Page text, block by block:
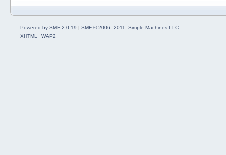
Powered by SMF 2.0.19 | SMF © 2006–2011, Simple Machines LLC
XHTML
WAP2